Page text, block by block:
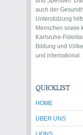
auch der
Unterstützung
Menschen sowie
Karlsruhe-
Bildung und
und international.
QUICKLIST
HOME
ÜBER UNS